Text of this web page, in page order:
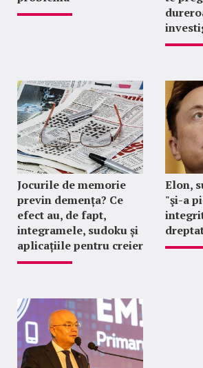
Jocurile de memorie
previn demența? Ce
efect au, de fapt,
integramele, sudoku și
aplicațiile pentru creier
Elon,
"şi-a